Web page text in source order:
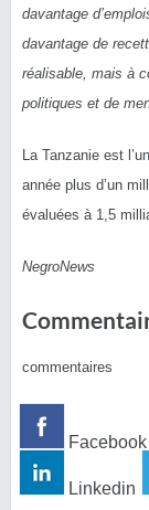
davantage
davantage de
réalisable, mais à
politiques et de
La Tanzanie est
année plus d’un
évaluées à 1,5
NegroNews
commentaires
Facebook
Linkedin